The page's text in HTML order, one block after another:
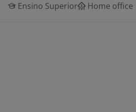
Ensino Superior
Home office